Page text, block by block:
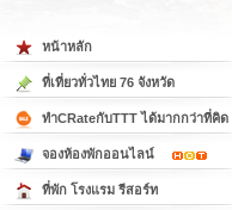
หน้าหลัก
ที่เที่ยวทั่วไทย 76 จังหวัด
ทำCRateกับTTT ได้มากกว่าที่คิด
จองห้องพักออนไลน์
ที่พัก โรงแรม รีสอร์ท